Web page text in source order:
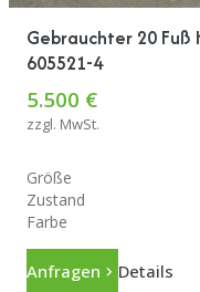
Gebrauchter 20 Fuß
605521-4
5.500 €
zzgl. MwSt.
Größe
Zustand
Farbe
Anfragen Details